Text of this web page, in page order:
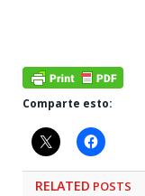
Comparte esto:
RELATED POSTS